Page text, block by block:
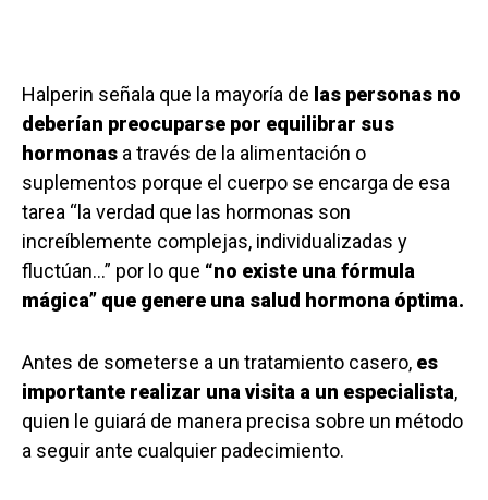
Halperin señala que la mayoría de las personas no
deberían preocuparse por equilibrar sus
hormonas a través de la alimentación o
suplementos porque el cuerpo se encarga de esa
tarea “la verdad que las hormonas son
increíblemente complejas, individualizadas y
fluctúan…” por lo que “no existe una fórmula
mágica” que genere una salud hormona óptima.
Antes de someterse a un tratamiento casero, es
importante realizar una visita a un especialista,
quien le guiará de manera precisa sobre un método
a seguir ante cualquier padecimiento.